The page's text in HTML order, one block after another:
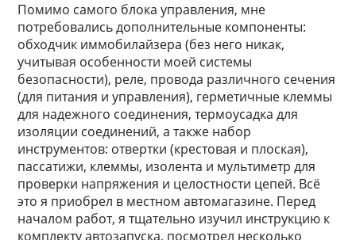
Помимо самого блока управления, мне
потребовались дополнительные компоненты:
обходчик иммобилайзера (без него никак,
учитывая особенности моей системы
безопасности), реле, провода различного сечения
(для питания и управления), герметичные клеммы
для надежного соединения, термоусадка для
изоляции соединений, а также набор
инструментов: отвертки (крестовая и плоская),
пассатижи, клеммы, изолента и мультиметр для
проверки напряжения и целостности цепей. Всё
это я приобрел в местном автомагазине. Перед
началом работ, я тщательно изучил инструкцию к
комплекту автозапуска, посмотрел несколько